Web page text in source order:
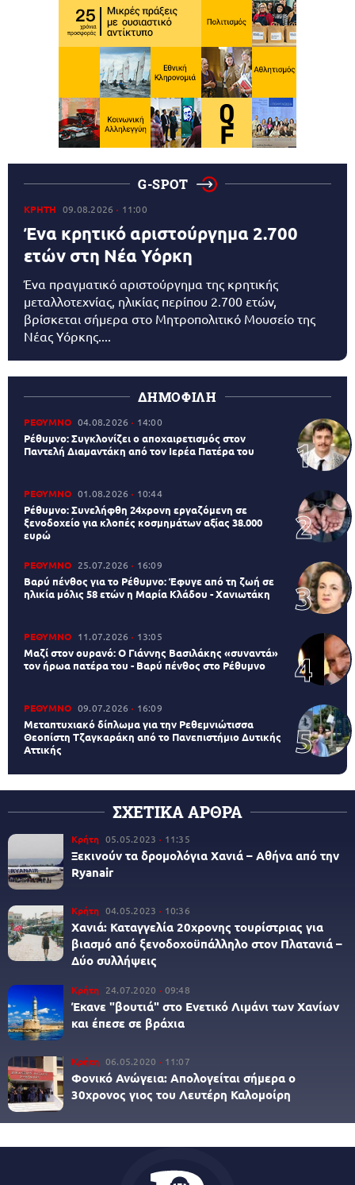
G-SPOT
ΚΡΗΤΗ 09.08.2026 11:00
Ένα κρητικό αριστούργημα 2.700
ετών στη Νέα Υόρκη
Ένα πραγματικό αριστούργημα της κρητικής
μεταλλοτεχνίας, ηλικίας περίπου 2.700 ετών,
βρίσκεται σήμερα στο Μητροπολιτικό Μουσείο της
Νέας Υόρκης....
ΔΗΜΟΦΙΛΗ
ΡΕΘΥΜΝΟ 04.08.2026 14:00
Ρέθυμνο: Συγκλονίζει ο αποχαιρετισμός στον
Παντελή Διαμαντάκη από τον Ιερέα Πατέρα του
ΡΕΘΥΜΝΟ 01.08.2026 10:44
Ρέθυμνο: Συνελήφθη 24χρονη εργαζόμενη σε
ξενοδοχείο για κλοπές κοσμημάτων αξίας 38.000
ευρώ
ΡΕΘΥΜΝΟ 25.07.2026 16:09
Βαρύ πένθος για το Ρέθυμνο: Έφυγε από τη ζωή σε
ηλικία μόλις 58 ετών η Μαρία Κλάδου - Χανιωτάκη
ΡΕΘΥΜΝΟ 11.07.2026 13:05
Μαζί στον ουρανό: Ο Γιάννης Βασιλάκης «συναντά»
τον ήρωα πατέρα του - Βαρύ πένθος στο Ρέθυμνο
ΡΕΘΥΜΝΟ 09.07.2026 16:09
Μεταπτυχιακό δίπλωμα για την Ρεθεμνιώτισσα
Θεοπίστη Τζαγκαράκη από το Πανεπιστήμιο Δυτικής
Αττικής
ΣΧΕΤΙΚΑ ΑΡΘΡΑ
Κρήτη 05.05.2023 11:35
Ξεκινούν τα δρομολόγια Χανιά – Αθήνα από την
Ryanair
Κρήτη 04.05.2023 10:36
Χανιά: Καταγγελία 20χρονης τουρίστριας για
βιασμό από ξενοδοχοϋπάλληλο στον Πλατανιά –
Δύο συλλήψεις
Κρήτη 24.07.2020 09:48
Έκανε "βουτιά" στο Ενετικό Λιμάνι των Χανίων
και έπεσε σε βράχια
Κρήτη 06.05.2020 11:07
Φονικό Ανώγεια: Απολογείται σήμερα ο
30χρονος γιος του Λευτέρη Καλομοίρη